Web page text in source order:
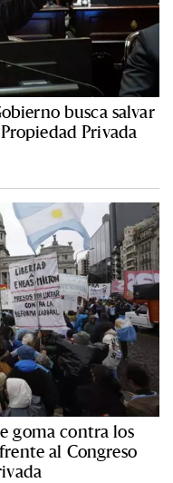
busca salvar
Privada
goma contra los
al Congreso